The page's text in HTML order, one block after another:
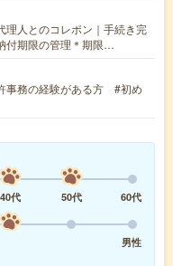
理人とのコレポン｜手続き完
付期限の管理＊期限…
務の経験がある方 #初め
40代 50代
60代
男性